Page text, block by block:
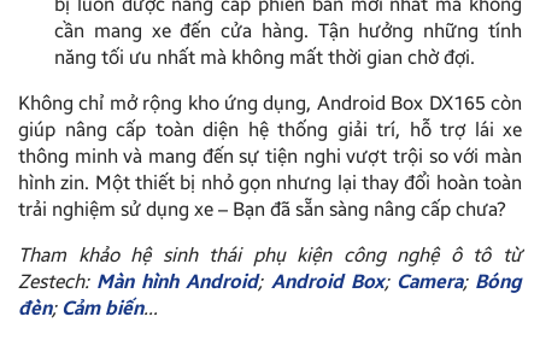
cần mang xe đến cửa hàng. Tận hưởng những tính
năng tối ưu nhất mà không mất thời gian chờ đợi.
Không chỉ mở rộng kho ứng dụng, Android Box DX165 còn
giúp nâng cấp toàn diện hệ thống giải trí, hỗ trợ lái xe
thông minh và mang đến sự tiện nghi vượt trội so với màn
hình zin. Một thiết bị nhỏ gọn nhưng lại thay đổi hoàn toàn
trải nghiệm sử dụng xe – Bạn đã sẵn sàng nâng cấp chưa?
Tham khảo hệ sinh thái phụ kiện công nghệ ô tô từ
Zestech: Màn hình Android; Android Box; Camera; Bóng
đèn; Cảm biến…